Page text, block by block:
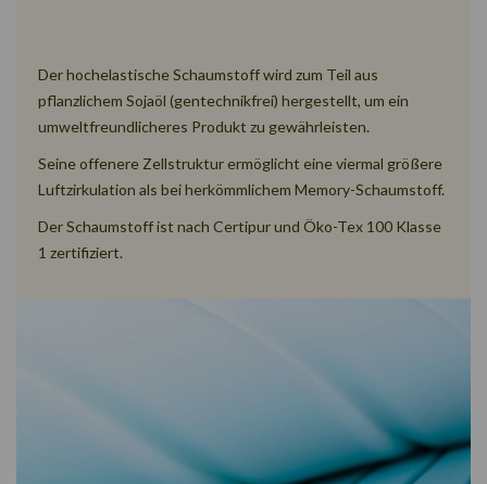
Der hochelastische Schaumstoff wird zum Teil aus
pflanzlichem Sojaöl (gentechnikfrei) hergestellt, um ein
umweltfreundlicheres Produkt zu gewährleisten.
Seine offenere Zellstruktur ermöglicht eine viermal größere
Luftzirkulation als bei herkömmlichem Memory-Schaumstoff.
Der Schaumstoff ist nach Certipur und Öko-Tex 100 Klasse
1 zertifiziert.